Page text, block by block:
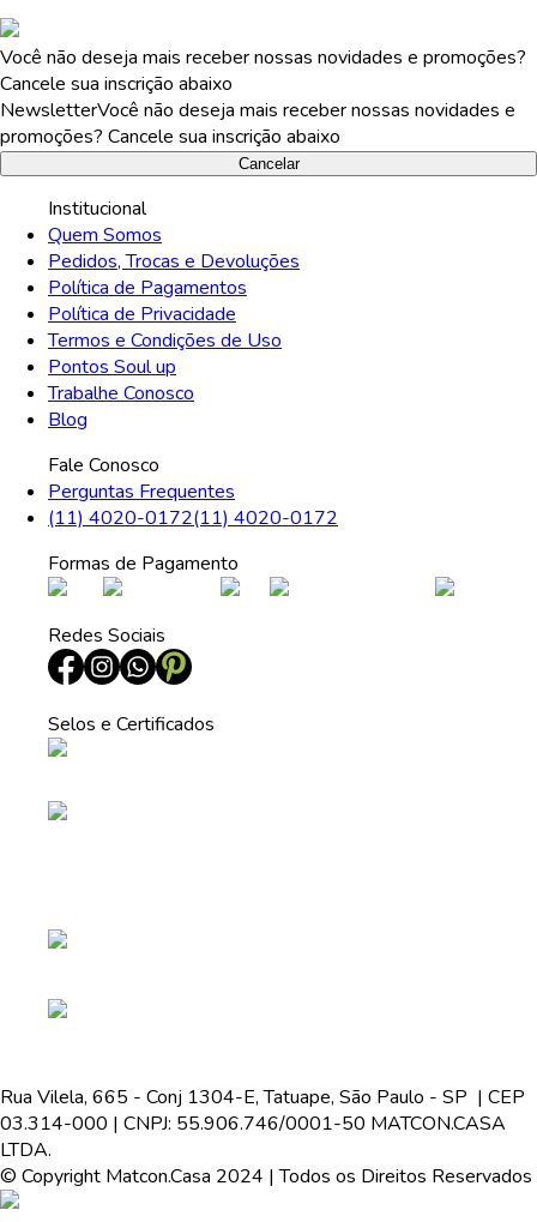
Você não deseja mais receber nossas novidades e promoções?
Cancele sua inscrição abaixo
NewsletterVocê não deseja mais receber nossas novidades e
promoções? Cancele sua inscrição abaixo
Cancelar
Institucional
Quem Somos
Pedidos, Trocas e Devoluções
Política de Pagamentos
Política de Privacidade
Termos e Condições de Uso
Pontos Soul up
Trabalhe Conosco
Blog
Fale Conosco
Perguntas Frequentes
(11) 4020-0172(11) 4020-0172
Formas de Pagamento
Redes Sociais
Selos e Certificados
Rua Vilela, 665 - Conj 1304-E, Tatuape, São Paulo - SP | CEP
03.314-000 | CNPJ: 55.906.746/0001-50 MATCON.CASA
LTDA.
© Copyright Matcon.Casa 2024 | Todos os Direitos Reservados